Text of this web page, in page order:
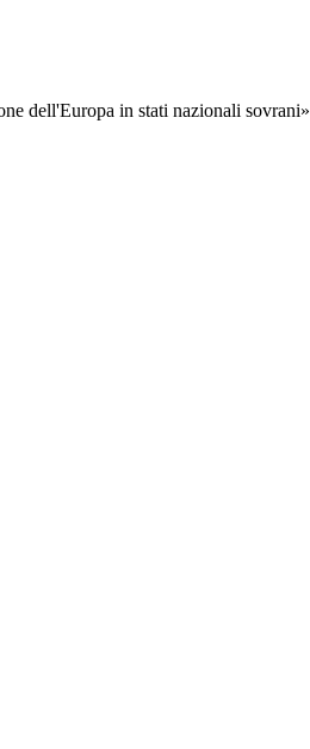
dell'Europa in stati nazionali sovrani»